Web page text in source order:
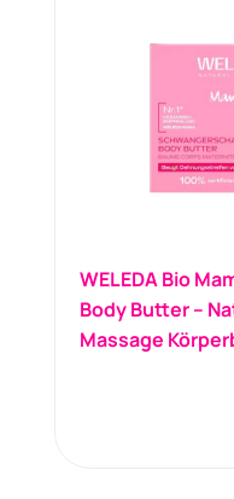
WELEDA Bio
Body Butter –
Massage